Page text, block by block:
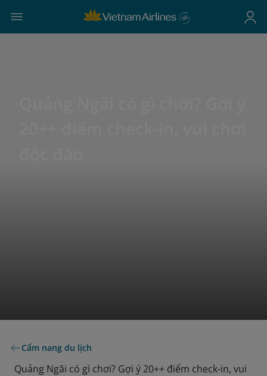
Cẩm nang du lịch
Quảng Ngãi có gì chơi? Gợi ý 20++ điểm check-in, vui